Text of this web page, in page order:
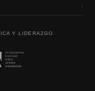
›
Y LIDERAZGO